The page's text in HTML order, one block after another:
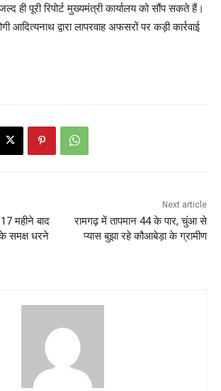
ही पूरी रिपोर्ट मुख्यमंत्री कार्यालय को सौंप सकते हैं।
आदित्यनाथ द्वारा लापरवाह अफसरों पर कड़ी कार्रवाई
महीने बाद
समक्ष धरने
Next article
रामगढ़ में तापमान 44 के पार, चुंआ से
प्यास बुझा रहे कौआबेड़ा के ग्रामीण